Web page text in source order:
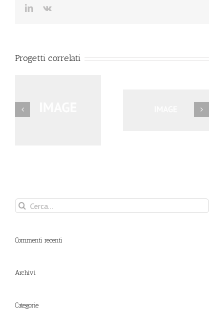
LinkedIn
Vk
Progetti correlati
Cerca
per:
Commenti recenti
Archivi
Categorie